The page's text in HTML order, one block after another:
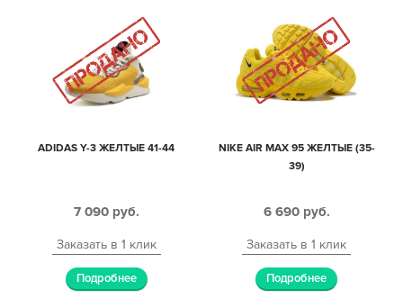
ADIDAS Y-3 ЖЕЛТЫЕ 41-44
7 090 руб.
Заказать в 1 клик
Подробнее
NIKE AIR MAX 95 ЖЕЛТЫЕ (35-
39)
6 690 руб.
Заказать в 1 клик
Подробнее